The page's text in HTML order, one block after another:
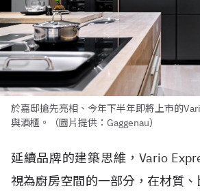
於嘉邸搶先亮相、今年下半年即將上市的
與酒櫃。（圖片提供：Gaggenau）
延續品牌的建築思維，Vario
視為廚房空間的一部分，在材質、